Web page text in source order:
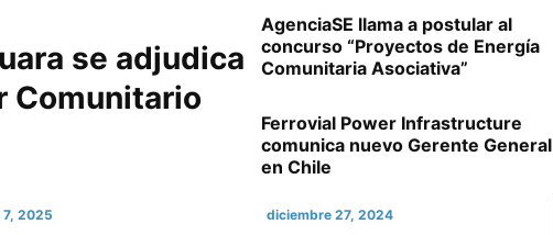
se adjudica
Comunitario
AgenciaSE llama a postular al
concurso “Proyectos de Energía
Comunitaria Asociativa”
Ferrovial Power Infrastructure
comunica nuevo Gerente General
en Chile
7, 2025 diciembre 27, 2024